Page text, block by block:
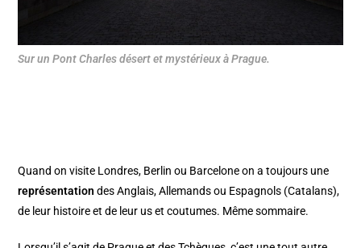
Sur un Pont Charles désert et mystérieux à Prague.
Quand on visite Londres, Berlin ou Barceloneon a toujours une
représentation des Anglais, Allemands ou Espagnols (Catalans),
de leur histoire et de leur us et coutumes. Même sommaire.